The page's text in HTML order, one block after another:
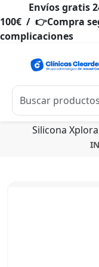
Envíos gratis 24/
100€ / 👉Compra
complicaciones
Silicona